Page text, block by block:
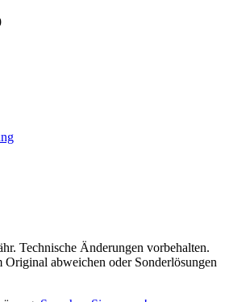
Technische Änderungen vorbehalten.
abweichen oder Sonderlösungen